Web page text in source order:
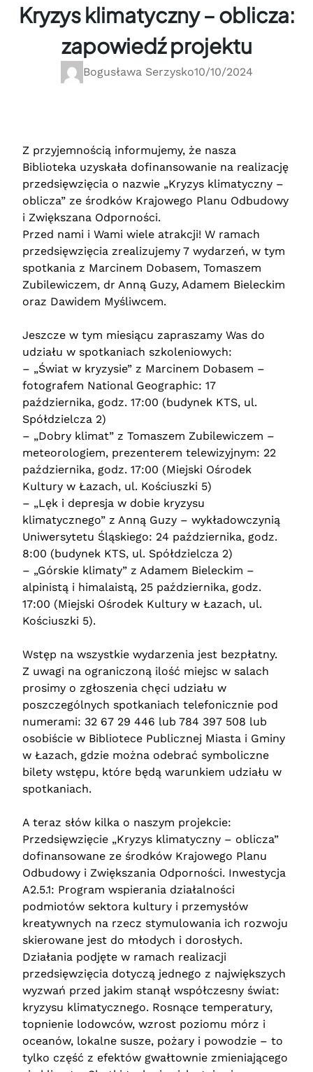
Kryzys klimatyczny – oblicza:
zapowiedź projektu
Bogusława Serzysko10/10/2024
Z przyjemnością informujemy, że nasza
Biblioteka uzyskała dofinansowanie na realizację
przedsięwzięcia o nazwie „Kryzys klimatyczny –
oblicza” ze środków Krajowego Planu Odbudowy
i Zwiększana Odporności.
Przed nami i Wami wiele atrakcji! W ramach
przedsięwzięcia zrealizujemy 7 wydarzeń, w tym
spotkania z Marcinem Dobasem, Tomaszem
Zubilewiczem, dr Anną Guzy, Adamem Bieleckim
oraz Dawidem Myśliwcem.
Jeszcze w tym miesiącu zapraszamy Was do
udziału w spotkaniach szkoleniowych:
– „Świat w kryzysie” z Marcinem Dobasem –
fotografem National Geographic: 17
października, godz. 17:00 (budynek KTS, ul.
Spółdzielcza 2)
– „Dobry klimat” z Tomaszem Zubilewiczem –
meteorologiem, prezenterem telewizyjnym: 22
października, godz. 17:00 (Miejski Ośrodek
Kultury w Łazach, ul. Kościuszki 5)
– „Lęk i depresja w dobie kryzysu
klimatycznego” z Anną Guzy – wykładowczynią
Uniwersytetu Śląskiego: 24 października, godz.
8:00 (budynek KTS, ul. Spółdzielcza 2)
– „Górskie klimaty” z Adamem Bieleckim –
alpinistą i himalaistą, 25 października, godz.
17:00 (Miejski Ośrodek Kultury w Łazach, ul.
Kościuszki 5).
Wstęp na wszystkie wydarzenia jest bezpłatny.
Z uwagi na ograniczoną ilość miejsc w salach
prosimy o zgłoszenia chęci udziału w
poszczególnych spotkaniach telefonicznie pod
numerami: 32 67 29 446 lub 784 397 508 lub
osobiście w Bibliotece Publicznej Miasta i Gminy
w Łazach, gdzie można odebrać symboliczne
bilety wstępu, które będą warunkiem udziału w
spotkaniach.
A teraz słów kilka o naszym projekcie:
Przedsięwzięcie „Kryzys klimatyczny – oblicza”
dofinansowane ze środków Krajowego Planu
Odbudowy i Zwiększania Odporności. Inwestycja
A2.5.1: Program wspierania działalności
podmiotów sektora kultury i przemysłów
kreatywnych na rzecz stymulowania ich rozwoju
skierowane jest do młodych i dorosłych.
Działania podjęte w ramach realizacji
przedsięwzięcia dotyczą jednego z największych
wyzwań przed jakim stanął współczesny świat:
kryzysu klimatycznego. Rosnące temperatury,
topnienie lodowców, wzrost poziomu mórz i
oceanów, lokalne susze, pożary i powodzie – to
tylko część z efektów gwałtownie zmieniającego